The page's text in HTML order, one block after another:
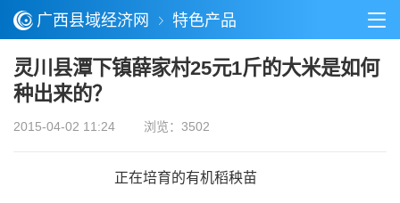
广西县域经济网 特色产品
灵川县潭下镇薛家村25元1斤的大米是如何
种出来的？
2015-04-02 11:24 浏览：3502
正在培育的有机稻秧苗